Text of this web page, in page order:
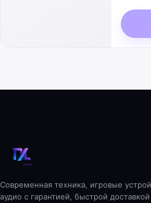
Современная техника, игровые
аудио с гарантией, быстрой